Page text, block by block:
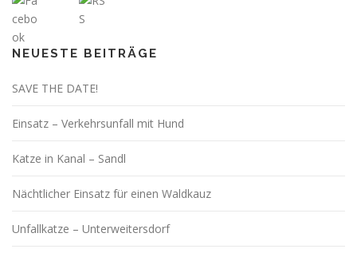
NEUESTE BEITRÄGE
SAVE THE DATE!
Einsatz – Verkehrsunfall mit Hund
Katze in Kanal – Sandl
Nächtlicher Einsatz für einen Waldkauz
Unfallkatze – Unterweitersdorf